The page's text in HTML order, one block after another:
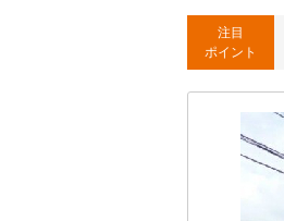
注目
ポイント